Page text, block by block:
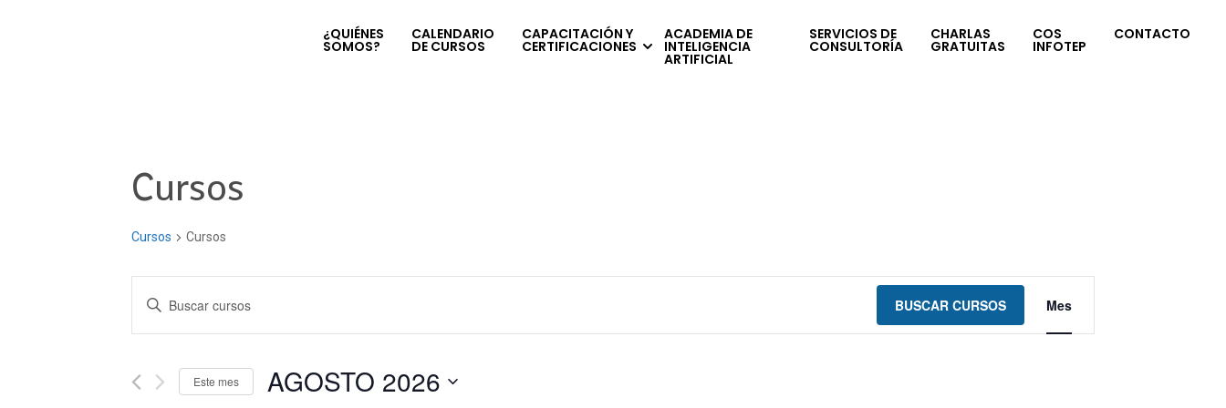
¿QUIÉNES
SOMOS?
CALENDARIO
DE CURSOS
CAPACITACIÓN Y
CERTIFICACIONES
ACADEMIA DE
INTELIGENCIA
ARTIFICIAL
SERVICIOS DE
CONSULTORÍA
CHARLAS
GRATUITAS
COS
INFOTEP
CONTACTO
Cursos
Cursos Cursos
Navegación
de
búsqueda
Introduce
Busca
BUSCAR CURSOS Mes
Este mes AGOSTO 2026